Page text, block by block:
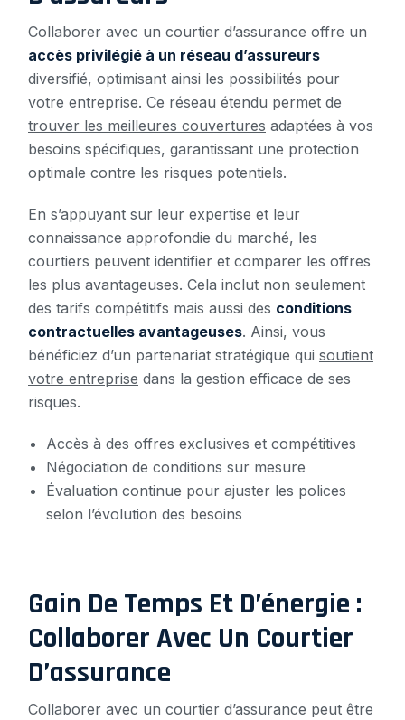
Collaborer avec un courtier d’assurance offre un
accès privilégié à un réseau d’assureurs
diversifié, optimisant ainsi les possibilités pour
votre entreprise. Ce réseau étendu permet de
trouver les meilleures couvertures adaptées à vos
besoins spécifiques, garantissant une protection
optimale contre les risques potentiels.
En s’appuyant sur leur expertise et leur
connaissance approfondie du marché, les
courtiers peuvent identifier et comparer les offres
les plus avantageuses. Cela inclut non seulement
des tarifs compétitifs mais aussi des conditions
contractuelles avantageuses. Ainsi, vous
bénéficiez d’un partenariat stratégique qui soutient
votre entreprise dans la gestion efficace de ses
risques.
Accès à des offres exclusives et compétitives
Négociation de conditions sur mesure
Évaluation continue pour ajuster les polices
selon l’évolution des besoins
Gain De Temps Et D’énergie :
Collaborer Avec Un Courtier
D’assurance
Collaborer avec un courtier d’assurance peut être